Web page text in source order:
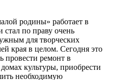
родины» работает в
стал по праву очень
для творческих
края в целом. Сегодня это
провести ремонт в
культуры, приобрести
необходимую